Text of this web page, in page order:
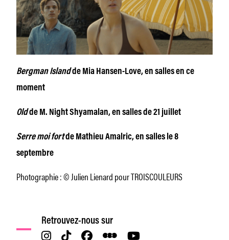
Bergman Islandde Mia Hansen-Love, en salles en ce
moment
Oldde M. Night Shyamalan, en salles de 21 juillet
Serre moi fortde Mathieu Amalric, en salles le 8
septembre
Photographie : © Julien Lienard pour TROISCOULEURS
Retrouvez-nous sur